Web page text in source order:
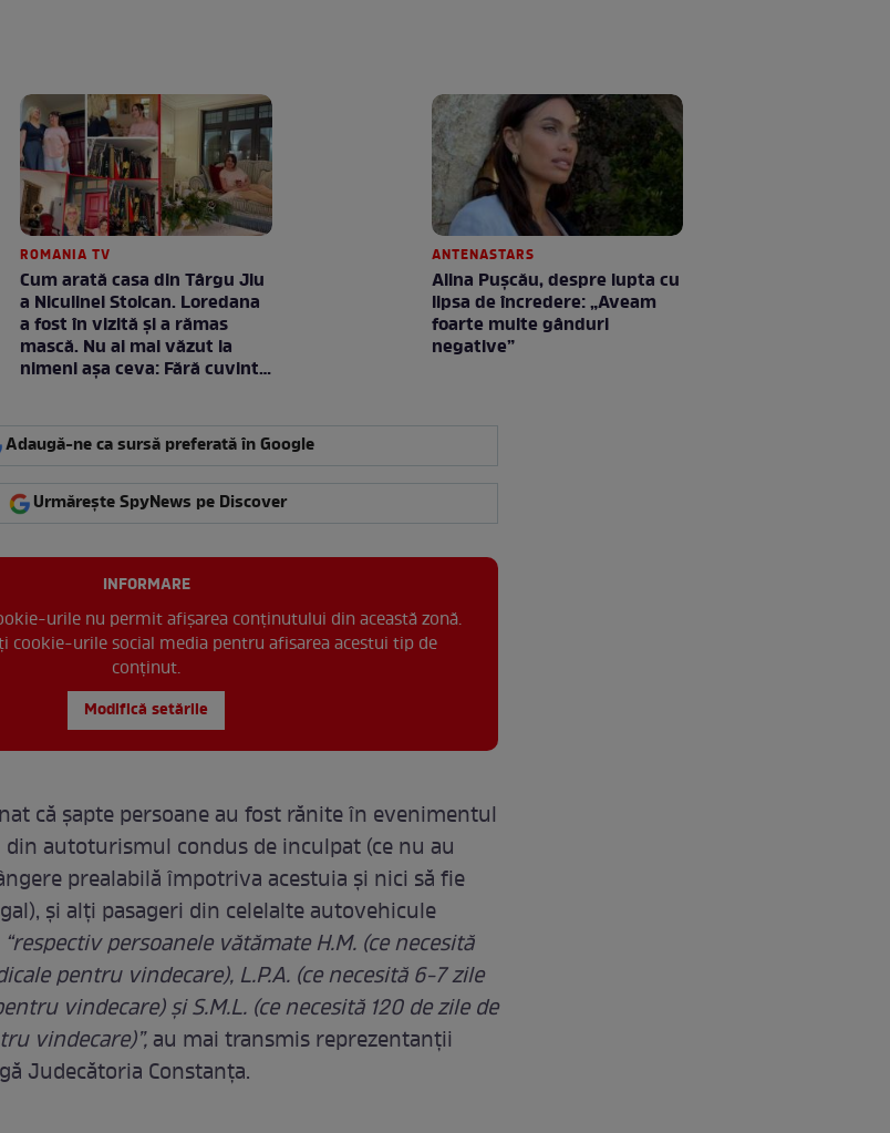
ROMANIA TV
Cum arată casa din Târgu Jiu
a Niculinei Stoican. Loredana
a fost în vizită și a rămas
mască. Nu ai mai văzut la
nimeni așa ceva: Fără cuvinte
ANTENASTARS
Alina Pușcău, despre lupta cu
lipsa de încredere: „Aveam
foarte multe gânduri
negative”
Adaugă-ne ca sursă preferată în Google
Urmărește SpyNews pe Discover
INFORMARE
urile nu permit afișarea conținutului din această zonă.
cookie-urile social media pentru afisarea acestui tip de
conținut.
Modifică setările
că şapte persoane au fost rănite în evenimentul
autoturismul condus de inculpat (ce nu au
prealabilă împotriva acestuia şi nici să fie
şi alți pasageri din celelalte autovehicule
“respectiv persoanele vătămate H.M. (ce necesită
pentru vindecare), L.P.A. (ce necesită 6-7 zile
vindecare) şi S.M.L. (ce necesită 120 de zile de
vindecare)”,au mai transmis reprezentanţii
Judecătoria Constanţa.